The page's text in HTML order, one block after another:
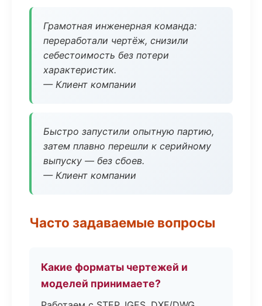
Грамотная инженерная команда:
переработали чертёж, снизили
себестоимость без потери
характеристик.
— Клиент компании
Быстро запустили опытную партию,
затем плавно перешли к серийному
выпуску — без сбоев.
— Клиент компании
Часто задаваемые вопросы
Какие форматы чертежей и
моделей принимаете?